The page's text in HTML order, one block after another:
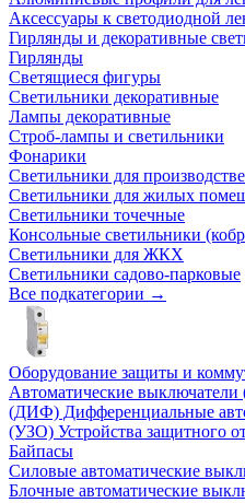
Аксессуары к светодиодной
Гирлянды и декоративные
Гирлянды
Светящиеся фигуры
Светильники декоративные
Лампы декоративные
Строб-лампы и светильники
Фонарики
Светильники для
Светильники для жилых
Светильники точечные
Консольные светильники
Светильники для ЖКХ
Светильники садово-парковые
Все подкатегории →
Оборудование защиты и
Автоматические выключатели
(ДИФ) Дифференциальные
(УЗО) Устройства защитного
Байпасы
Силовые автоматические
Блочные автоматические